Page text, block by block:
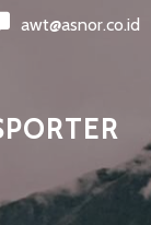
awt@asnor.co.id